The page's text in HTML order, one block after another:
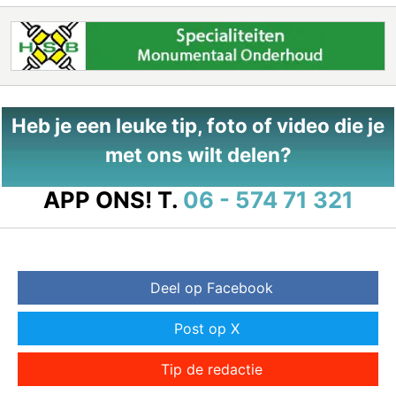
Heb je een leuke tip, foto of video die je
met ons wilt delen?
APP ONS! T. 06 - 574 71 321
Deel op Facebook
Post op X
Tip de redactie